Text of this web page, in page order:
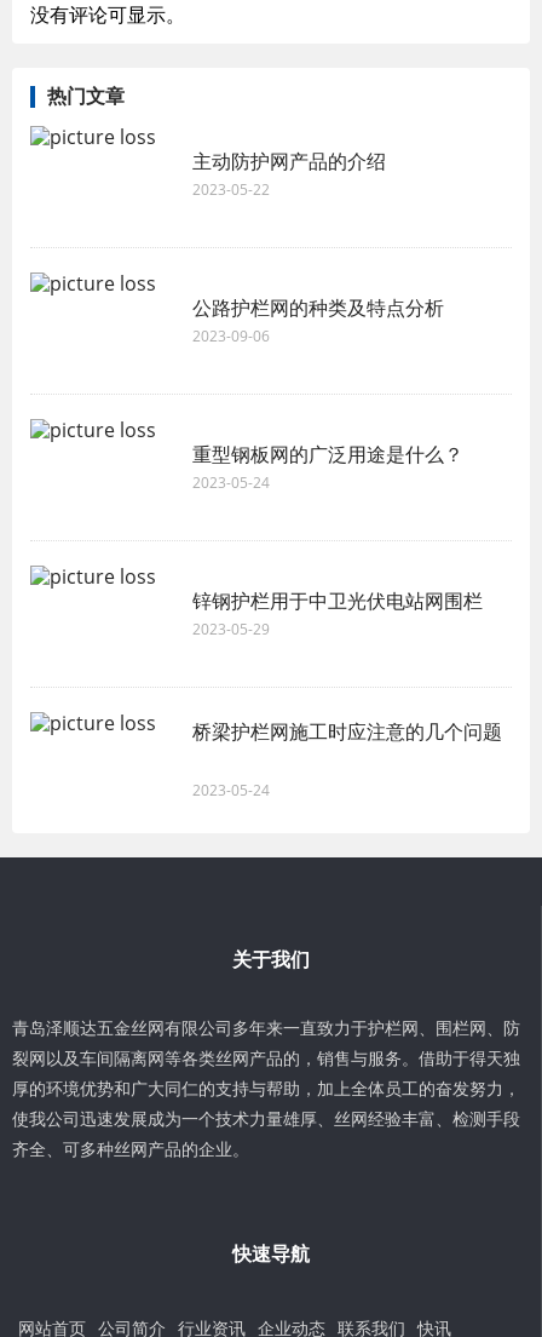
没有评论可显示。
热门文章
主动防护网产品的介绍
2023-05-22
公路护栏网的种类及特点分析
2023-09-06
重型钢板网的广泛用途是什么？
2023-05-24
锌钢护栏用于中卫光伏电站网围栏
2023-05-29
桥梁护栏网施工时应注意的几个问题
2023-05-24
关于我们
青岛泽顺达五金丝网有限公司多年来一直致力于护栏网、围栏网、防
裂网以及车间隔离网等各类丝网产品的，销售与服务。借助于得天独
厚的环境优势和广大同仁的支持与帮助，加上全体员工的奋发努力，
使我公司迅速发展成为一个技术力量雄厚、丝网经验丰富、检测手段
齐全、可多种丝网产品的企业。
快速导航
网站首页 公司简介 行业资讯 企业动态 联系我们 快讯